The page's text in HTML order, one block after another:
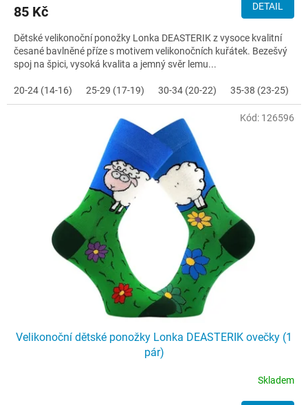
85 Kč DETAIL
Dětské velikonoční ponožky Lonka DEASTERIK z vysoce kvalitní
česané bavlněné příze s motivem velikonočních kuřátek. Bezešvý
spoj na špici, vysoká kvalita a jemný svěr lemu...
20-24 (14-16) 25-29 (17-19) 30-34 (20-22) 35-38 (23-25)
Velikonoční dětské ponožky Lonka DEASTERIK ovečky (1
pár)
Skladem
Kód: 126596